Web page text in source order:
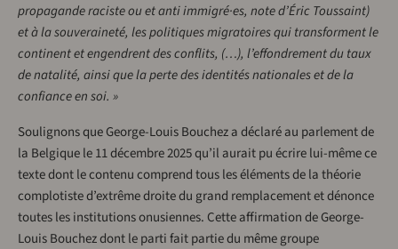
propagande raciste ou et anti immigré·es, note d’Éric Toussaint)
et à la souveraineté, les politiques migratoires qui transforment le
continent et engendrent des conflits, (…), l’effondrement du taux
de natalité, ainsi que la perte des identités nationales et de la
confiance en soi. »
Soulignons que George-Louis Bouchez a déclaré au parlement de
la Belgique le 11 décembre 2025 qu’il aurait pu écrire lui-même ce
texte dont le contenu comprend tous les éléments de la théorie
complotiste d’extrême droite du grand remplacement et dénonce
toutes les institutions onusiennes. Cette affirmation de George-
Louis Bouchez dont le parti fait partie du même groupe